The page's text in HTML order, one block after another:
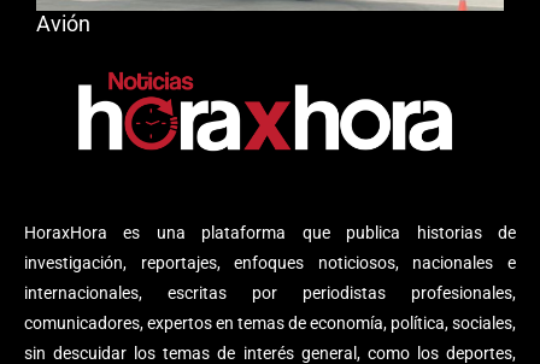
HoraxHora es una plataforma que publica historias de
investigación, reportajes, enfoques noticiosos, nacionales e
internacionales, escritas por periodistas profesionales,
comunicadores, expertos en temas de economía, política, sociales,
sin descuidar los temas de interés general, como los deportes,
Avión